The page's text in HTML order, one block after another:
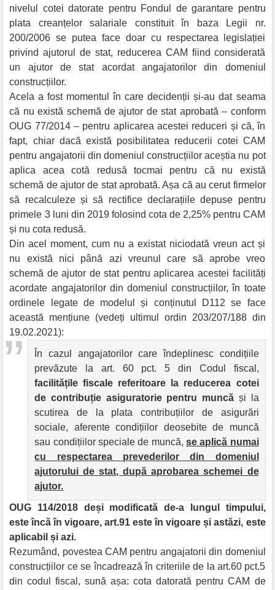
nivelul cotei datorate pentru Fondul de garantare pentru
plata creanțelor salariale constituit în baza Legii nr.
200/2006 se putea face doar cu respectarea legislației
privind ajutorul de stat, reducerea CAM fiind considerată
un ajutor de stat acordat angajatorilor din domeniul
construcțiilor.
Acela a fost momentul în care decidenții și-au dat seama
că nu există schemă de ajutor de stat aprobată – conform
OUG 77/2014 – pentru aplicarea acestei reduceri și că, în
fapt, chiar dacă există posibilitatea reducerii cotei CAM
pentru angajatorii din domeniul construcțiilor aceștia nu pot
aplica acea cotă redusă tocmai pentru că nu există
schemă de ajutor de stat aprobată. Așa că au cerut firmelor
să recalculeze și să rectifice declarațiile depuse pentru
primele 3 luni din 2019 folosind cota de 2,25% pentru CAM
și nu cota redusă.
Din acel moment, cum nu a existat niciodată vreun act și
nu există nici până azi vreunul care să aprobe vreo
schemă de ajutor de stat pentru aplicarea acestei facilități
acordate angajatorilor din domeniul construcțiilor, în toate
ordinele legate de modelul și conținutul D112 se face
această mențiune (vedeți ultimul ordin 203/207/188 din
19.02.2021):
În cazul angajatorilor care îndeplinesc condițiile
prevăzute la art. 60 pct. 5 din Codul fiscal,
facilitățile fiscale referitoare la reducerea cotei
de contribuție asiguratorie pentru muncă și la
scutirea de la plata contribuțiilor de asigurări
sociale, aferente condițiilor deosebite de muncă
sau condițiilor speciale de muncă, se aplică numai
cu respectarea prevederilor din domeniul
ajutorului de stat, după aprobarea schemei de
ajutor.
OUG 114/2018 deși modificată de-a lungul timpului,
este încă în vigoare, art.91 este în vigoare și astăzi, este
aplicabil și azi.
Rezumând, povestea CAM pentru angajatorii din domeniul
construcțiilor ce se încadrează în criteriile de la art.60 pct.5
din codul fiscal, sună așa: cota datorată pentru CAM de